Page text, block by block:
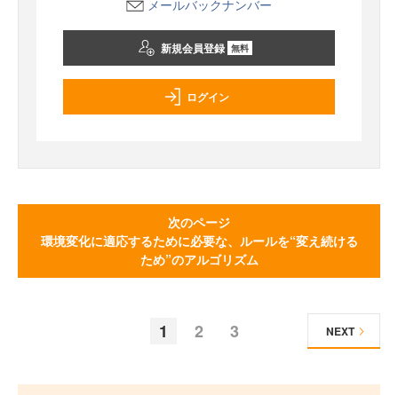
メールバックナンバー
新規会員登録 無料
ログイン
次のページ
環境変化に適応するために必要な、ルールを“変え続ける
ため”のアルゴリズム
1 2 3 NEXT